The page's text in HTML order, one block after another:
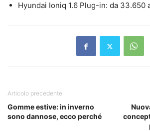
Hyundai Ioniq 1.6 Plug-in: da 33.650
Articolo precedente
Gomme estive: in inverno
sono dannose, ecco perché